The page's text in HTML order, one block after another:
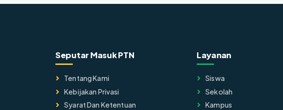
Seputar Masuk PTN
Tentang Kami
Kebijakan Privasi
Syarat Dan Ketentuan
Layanan
Siswa
Sekolah
Kampus